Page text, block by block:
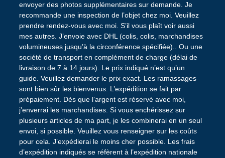
envoyer des photos supplémentaires sur demande. Je
recommande une inspection de l’objet chez moi. Veuillez
prendre rendez-vous avec moi. S’il vous plaît voir aussi
mes autres. J’envoie avec DHL (colis, colis, marchandises
volumineuses jusqu’à la circonférence spécifiée).. Ou une
société de transport en complément de charge (délai de
livraison de 7 à 14 jours). Le prix indiqué n’est qu’un
guide. Veuillez demander le prix exact. Les ramassages
sont bien sûr les bienvenus. L’expédition se fait par
prépaiement. Dès que l’argent est réservé avec moi,
j’enverrai les marchandises. Si vous enchérissez sur
plusieurs articles de ma part, je les combinerai en un seul
envoi, si possible. Veuillez vous renseigner sur les coûts
pour cela. J’expédierai le moins cher possible. Les frais
d’expédition indiqués se réfèrent à l’expédition nationale